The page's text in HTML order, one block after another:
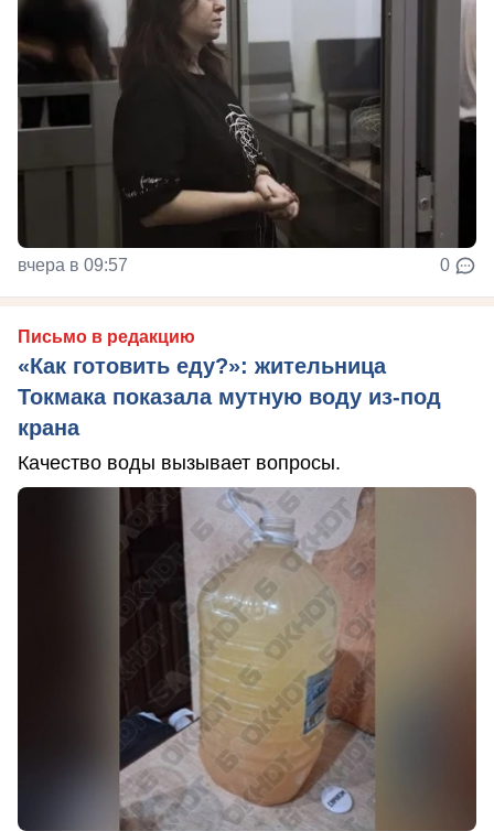
вчера в 09:57 0
Письмо в редакцию
«Как готовить еду?»: жительница
Токмака показала мутную воду из-под
крана
Качество воды вызывает вопросы.